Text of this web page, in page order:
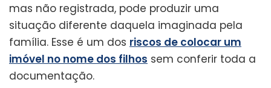
mas não registrada, pode produzir uma
situação diferente daquela imaginada pela
família. Esse é um dos riscos de colocar um
imóvel no nome dos filhos sem conferir toda a
documentação.